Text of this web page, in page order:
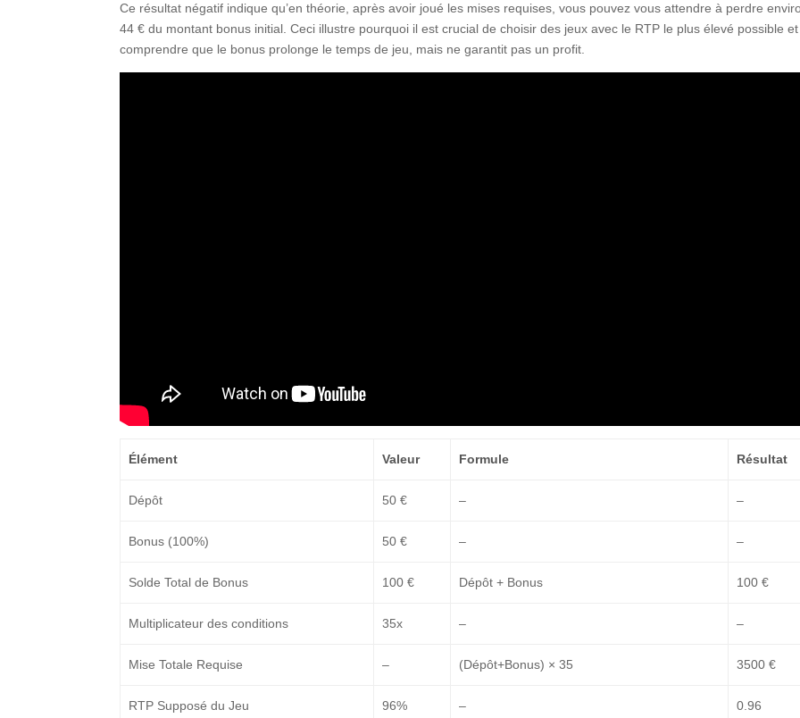
Ce résultat négatif indique qu’en théorie, après avoir joué les mises requises, vous pouvez vous attendre à perdre
44 € du montant bonus initial. Ceci illustre pourquoi il est crucial de choisir des jeux avec le RTP le plus élevé possible et
comprendre que le bonus prolonge le temps de jeu, mais ne garantit pas un profit.
Élément Valeur Formule Résultat
Dépôt 50 € – –
Bonus (100%) 50 € – –
Solde Total de Bonus 100 € Dépôt + Bonus 100 €
Multiplicateur des conditions 35x – –
Mise Totale Requise – (Dépôt+Bonus) × 35 3500 €
RTP Supposé du Jeu 96% – 0.96